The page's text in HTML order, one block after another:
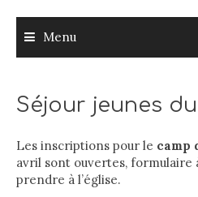
Menu
Séjour jeunes
Les inscriptions pour le camp
avril sont ouvertes, formulaire
prendre à l’église.